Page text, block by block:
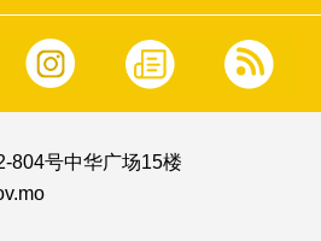
804号中华广场15楼